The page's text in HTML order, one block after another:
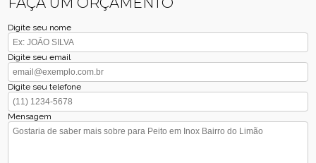
Digite seu nome
Digite seu email
Digite seu telefone
Mensagem